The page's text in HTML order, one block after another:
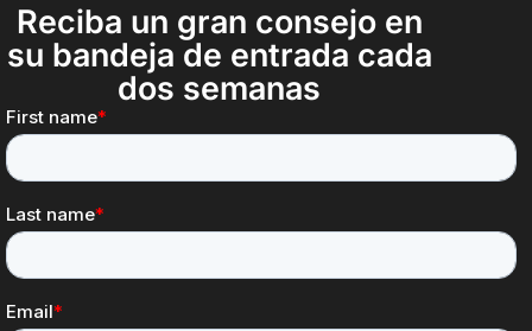
Reciba un gran consejo en
su bandeja de entrada cada
dos semanas